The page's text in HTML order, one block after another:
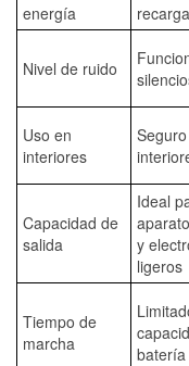
energía
Nivel de ruido
Uso en
interiores
Capacidad de
salida
Ideal
y
ligeros
Tiempo de
marcha
batería